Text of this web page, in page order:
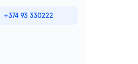
+374 93 330222